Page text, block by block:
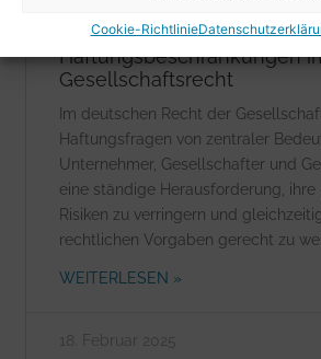
Cookie-Richtlinie
Haftungsbeschränkungen
Gesellschaftsrecht
Im deutschen Recht der
Haftungsfragen von zentraler
Unternehmer, Gesellschafter und
eine ständige Herausforderung, ihre
Risiken zu verringern und
rechtlichen Vorgaben gerecht zu
WEITERLESEN »
18. Februar 2025